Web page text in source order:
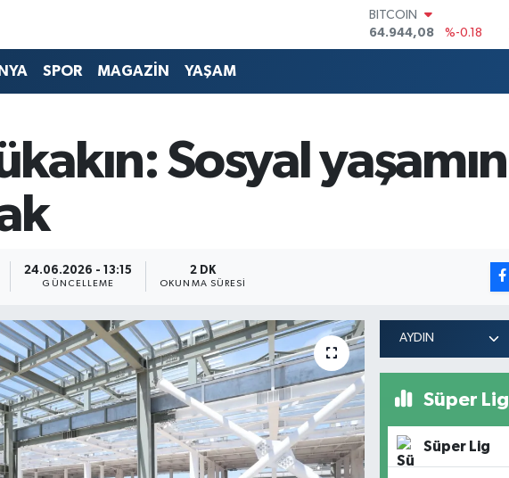
DOLAR
47,7436
%0.18
EURO
BİST100
13.779
%-14
SPOR MAGAZİN YAŞAM
Sosyal
24.06.2026 - 13:15
GÜNCELLEME
2 DK
OKUNMA SÜRESI
Süper
Süper Lig